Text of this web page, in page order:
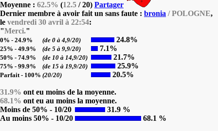
Moyenne : 62.5% (12.5 / 20) Partager
Dernier membre à avoir fait un sans faute : bronia / POLOGNE,
le vendredi 30 avril à 22:54:
"Merci."
0% - 24.9% (de 0 à 4,9/20) 24.8%
25% - 49.9% (de 5 à 9,9/20) 7.1%
50% - 74.9% (de 10 à 14,9/20) 21.7%
75% - 99.9% (de 15 à 19,9/20) 25.9%
Parfait - 100% (20/20) 20.5%
31.9% ont eu moins de la moyenne.
68.1% ont eu au moins la moyenne.
Moins de 50% - 10/20
31.9 %
Au moins 50% - 10/20
68.1 %